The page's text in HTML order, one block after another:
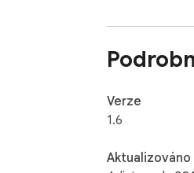
Verze
1.6
Aktualizováno